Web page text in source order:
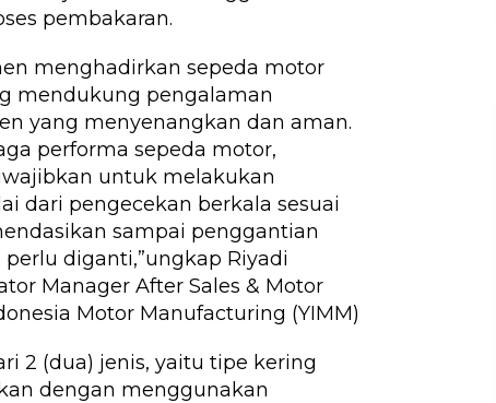
pembakaran.
menghadirkan sepeda motor
mendukung pengalaman
yang menyenangkan dan aman.
performa sepeda motor,
untuk melakukan
dari pengecekan berkala sesuai
sampai penggantian
diganti,”ungkap Riyadi
Manager After Sales & Motor
Motor Manufacturing (YIMM)
2 (dua) jenis, yaitu tipe kering
dengan menggunakan